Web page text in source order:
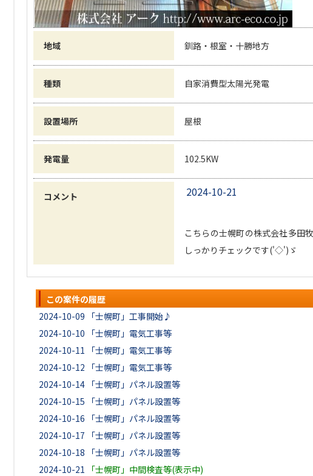
地域 釧路・根室・十勝地方
種類 自家消費型太陽光発電
設置場所 屋根
発電量 102.5KW
コメント 2024-10-21
こちらの士幌町の株式会社多田
しっかりチェックです('◇')ゞ
この案件の履歴
2024-10-09
「士幌町」工事開始♪
2024-10-10
「士幌町」電気工事等
2024-10-11
「士幌町」電気工事等
2024-10-12
「士幌町」電気工事等
2024-10-14 「士幌町」パネル設置等
2024-10-15
「士幌町」パネル設置等
2024-10-16
「士幌町」パネル設置等
2024-10-17
「士幌町」パネル設置等
2024-10-18
「士幌町」パネル設置等
2024-10-21
「士幌町」中間検査等(表示中)